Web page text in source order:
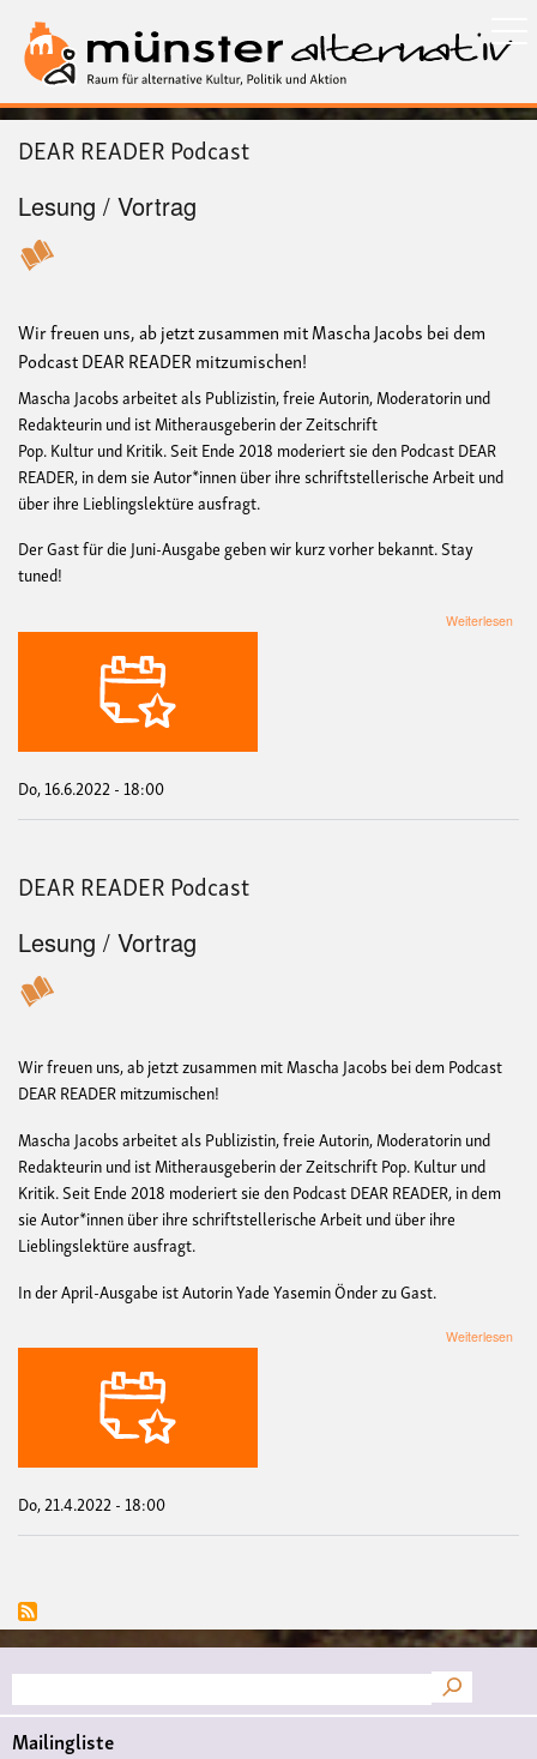
zum
Inhalt
DEAR READER Podcast
Lesung / Vortrag
Wir freuen uns, ab jetzt zusammen mit Mascha Jacobs bei dem
Podcast DEAR READER mitzumischen!
Mascha Jacobs arbeitet als Publizistin, freie Autorin, Moderatorin und
Redakteurin und ist Mitherausgeberin der Zeitschrift
Pop. Kultur und Kritik. Seit Ende 2018 moderiert sie den Podcast DEAR
READER, in dem sie Autor*innen über ihre schriftstellerische Arbeit und
über ihre Lieblingslektüre ausfragt.
Der Gast für die Juni-Ausgabe geben wir kurz vorher bekannt. Stay
tuned!
Weiterlesen
Do, 16.6.2022 - 18:00
DEAR READER Podcast
Lesung / Vortrag
Wir freuen uns, ab jetzt zusammen mit Mascha Jacobs bei dem Podcast
DEAR READER mitzumischen!
Mascha Jacobs arbeitet als Publizistin, freie Autorin, Moderatorin und
Redakteurin und ist Mitherausgeberin der Zeitschrift Pop. Kultur und
Kritik. Seit Ende 2018 moderiert sie den Podcast DEAR READER, in dem
sie Autor*innen über ihre schriftstellerische Arbeit und über ihre
Lieblingslektüre ausfragt.
In der April-Ausgabe ist Autorin Yade Yasemin Önder zu Gast.
Weiterlesen
Do, 21.4.2022 - 18:00
Suche
Mailingliste